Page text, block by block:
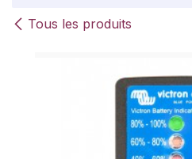
Tous les produits